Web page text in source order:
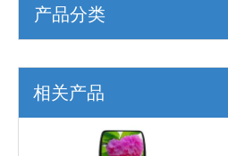
产品分类
相关产品